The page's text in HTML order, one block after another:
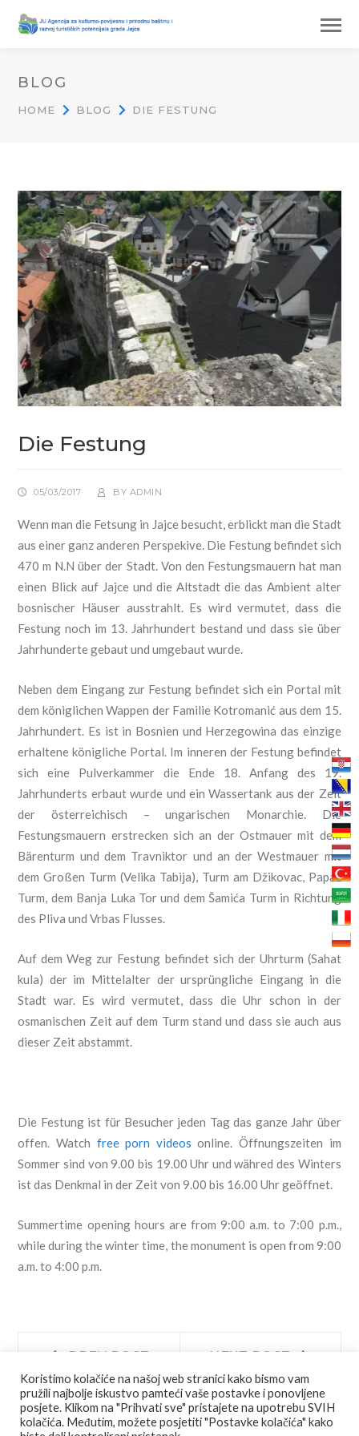
BLOG
HOME BLOG DIE FESTUNG
Die Festung
05/03/2017 BY ADMIN
Wenn man die Fetsung in Jajce besucht, erblickt man die Stadt
aus einer ganz anderen Perspekive. Die Festung befindet sich
470 m N.N über der Stadt. Von den Festungsmauern hat man
einen Blick auf Jajce und die Altstadt die das Ambient alter
bosnischer Häuser ausstrahlt. Es wird vermutet, dass die
Festung noch im 13. Jahrhundert bestand und dass sie über
Jahrhunderte gebaut und umgebaut wurde.
Neben dem Eingang zur Festung befindet sich ein Portal mit
dem königlichen Wappen der Familie Kotromanić aus dem 15.
Jahrhundert. Es ist in Bosnien und Herzegowina das einzige
erhaltene königliche Portal. Im inneren der Festung befindet
sich eine Pulverkammer die Ende 18. Anfang des 19.
Jahrhunderts erbaut wurde und ein Wassertank aus der Zeit
der österreichisch – ungarischen Monarchie. Die
Festungsmauern erstrecken sich an der Ostmauer mit dem
Bärenturm und dem Travniktor und an der Westmauer mit
dem Großen Turm (Velika Tabija), Turm am Džikovac, Papaz
Turm, dem Banja Luka Tor und dem Šamića Turm in Richtung
des Pliva und Vrbas Flusses.
Auf dem Weg zur Festung befindet sich der Uhrturm (Sahat
kula) der im Mittelalter der ursprüngliche Eingang in die
Stadt war. Es wird vermutet, dass die Uhr schon in der
osmanischen Zeit auf dem Turm stand und dass sie auch aus
dieser Zeit abstammt.
Die Festung ist für Besucher jeden Tag das ganze Jahr über
offen. Watch free porn videos online. Öffnungszeiten im
Sommer sind von 9.00 bis 19.00 Uhr und währed des Winters
ist das Denkmal in der Zeit von 9.00 bis 16.00 Uhr geöffnet.
Summertime opening hours are from 9:00 a.m. to 7:00 p.m.,
while during the winter time, the monument is open from 9:00
a.m. to 4:00 p.m.
Navigacija
objava
PREV POST NEXT POST
Koristimo kolačiće na našoj web stranici kako bismo vam
pružili najbolje iskustvo pamteći vaše postavke i ponovljene
posjete. Klikom na "Prihvati sve" pristajete na upotrebu SVIH
kolačića. Međutim, možete posjetiti "Postavke kolačića" kako